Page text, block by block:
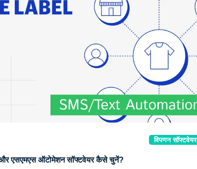
विपणन सॉफ्टवेयर
एसएमएस ऑटोमेशन सॉफ्टवेयर कैसे चुनें?